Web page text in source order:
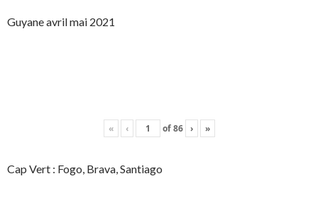
Guyane avril mai 2021
« ‹ of86 › »
Cap Vert : Fogo, Brava, Santiago